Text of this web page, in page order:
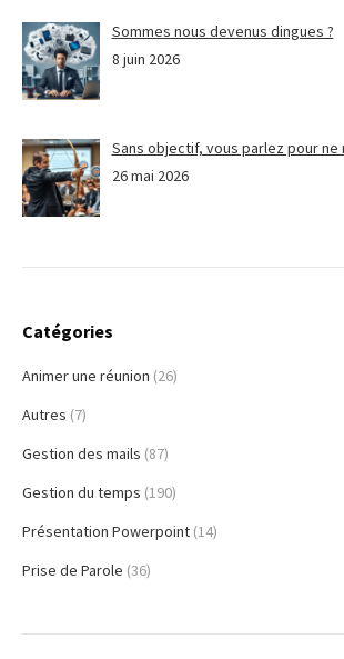
Sommes nous devenus dingues ?
8 juin 2026
Sans objectif, vous parlez pour ne
26 mai 2026
Catégories
Animer une réunion (26)
Autres (7)
Gestion des mails (87)
Gestion du temps (190)
Présentation Powerpoint (14)
Prise de Parole (36)